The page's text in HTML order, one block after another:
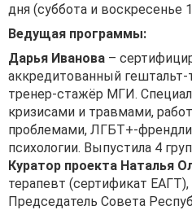
дня (суббота и воскресенье
Ведущая программы:
Дарья Иванова –
аккредитованный гештальт-
тренер-стажёр МГИ.
кризисами и травмами,
проблемами, ЛГБТ+-френдли
психологии. Выпустила 4
Куратор проекта Наталья
терапевт (сертификат ЕАГТ),
Председатель Совета